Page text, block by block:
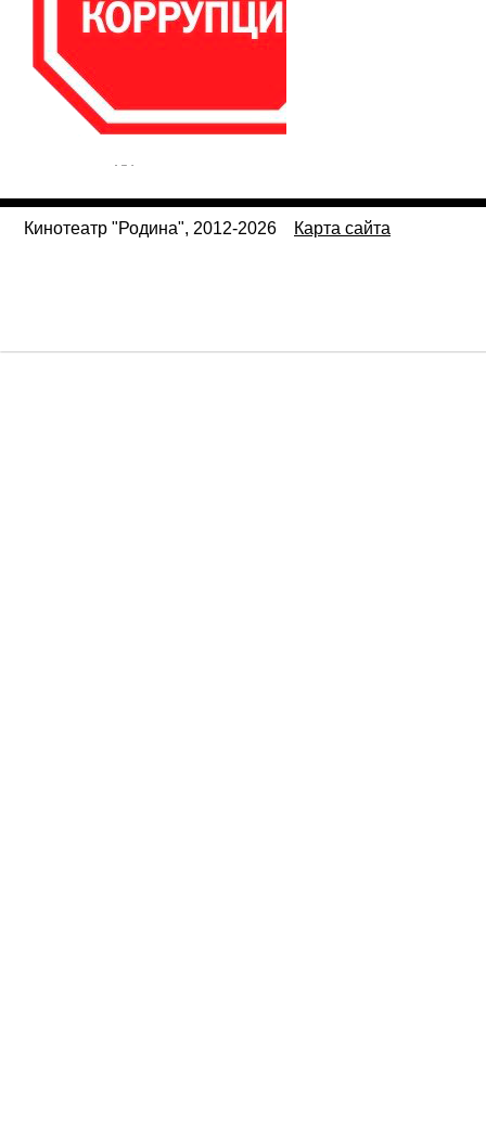
Кинотеатр "Родина", 2012-2026 Карта сайта